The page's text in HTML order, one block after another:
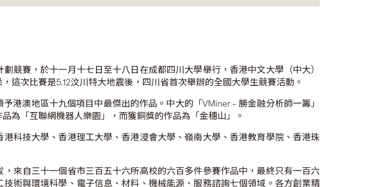
競賽，於十一月十七日至十八日在成都四川大學舉行，香港中文大學（中大）
這次比賽是5.12汶川特大地震後，四川省首次舉辦的全國大學生競賽活動。
港澳地區十九個項目中最傑出的作品。中大的「VMiner – 勝金融分析師一籌」
為「互聯網機器人樂園」，而獲銅獎的作品為「金穗山」。
科技大學、香港理工大學、香港浸會大學、嶺南大學、香港教育學院、香港珠
來自三十一個省市三百五十六所高校的六百多件參賽作品中，最終只有一百六
術與環境科學、電子信息、材料、機械能源、服務諮詢七個領域。各方創業精